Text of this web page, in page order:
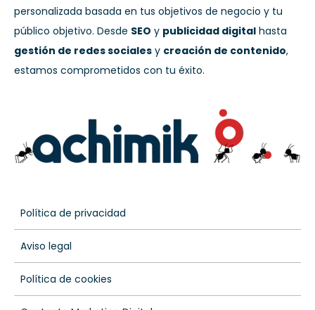
personalizada basada en tus objetivos de negocio y tu
público objetivo. Desde SEO y publicidad digital hasta
gestión de redes sociales y creación de contenido,
estamos comprometidos con tu éxito.
Política de privacidad
Aviso legal
Política de cookies